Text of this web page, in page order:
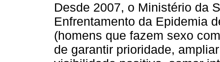
Desde 2007, o Ministério da
Enfrentamento da Epidemia
(homens que fazem sexo
de garantir prioridade,